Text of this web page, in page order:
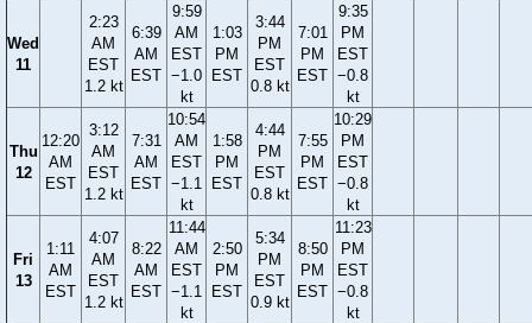
Wed
11
2:23
AM
EST
1.2 kt
6:39
AM
EST
9:59
AM
EST
−1.0
kt
1:03
PM
EST
3:44
PM
EST
0.8 kt
7:01
PM
EST
9:35
PM
EST
−0.8
kt
Thu
12
12:20
AM
EST
3:12
AM
EST
1.2 kt
7:31
AM
EST
10:54
AM
EST
−1.1
kt
1:58
PM
EST
4:44
PM
EST
0.8 kt
7:55
PM
EST
10:29
PM
EST
−0.8
kt
Fri
13
1:11
AM
EST
4:07
AM
EST
1.2 kt
8:22
AM
EST
11:44
AM
EST
−1.1
kt
2:50
PM
EST
5:34
PM
EST
0.9 kt
8:50
PM
EST
11:23
PM
EST
−0.8
kt